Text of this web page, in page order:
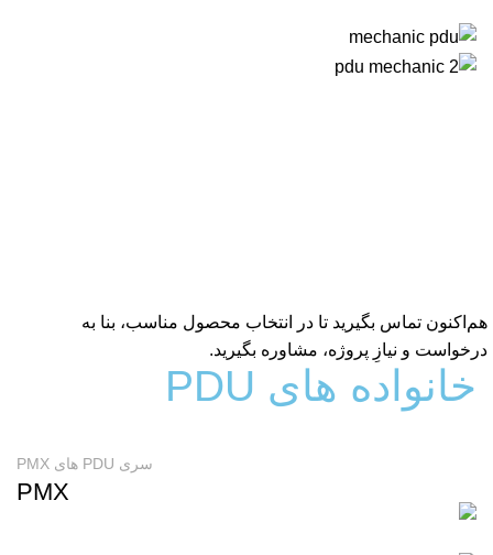
هم‌اکنون تماس بگیرید تا در انتخاب محصول مناسب، بنا به
درخواست و نیازِ پروژه، مشاوره بگیرید.
خانواده های PDU
سری PDU های PMX
PMX